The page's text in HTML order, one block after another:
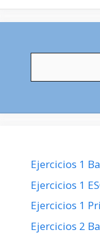
Ejercicios 1
Ejercicios 1
Ejercicios 1
Ejercicios 2